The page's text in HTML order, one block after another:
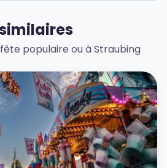
populaire ou à Straubing